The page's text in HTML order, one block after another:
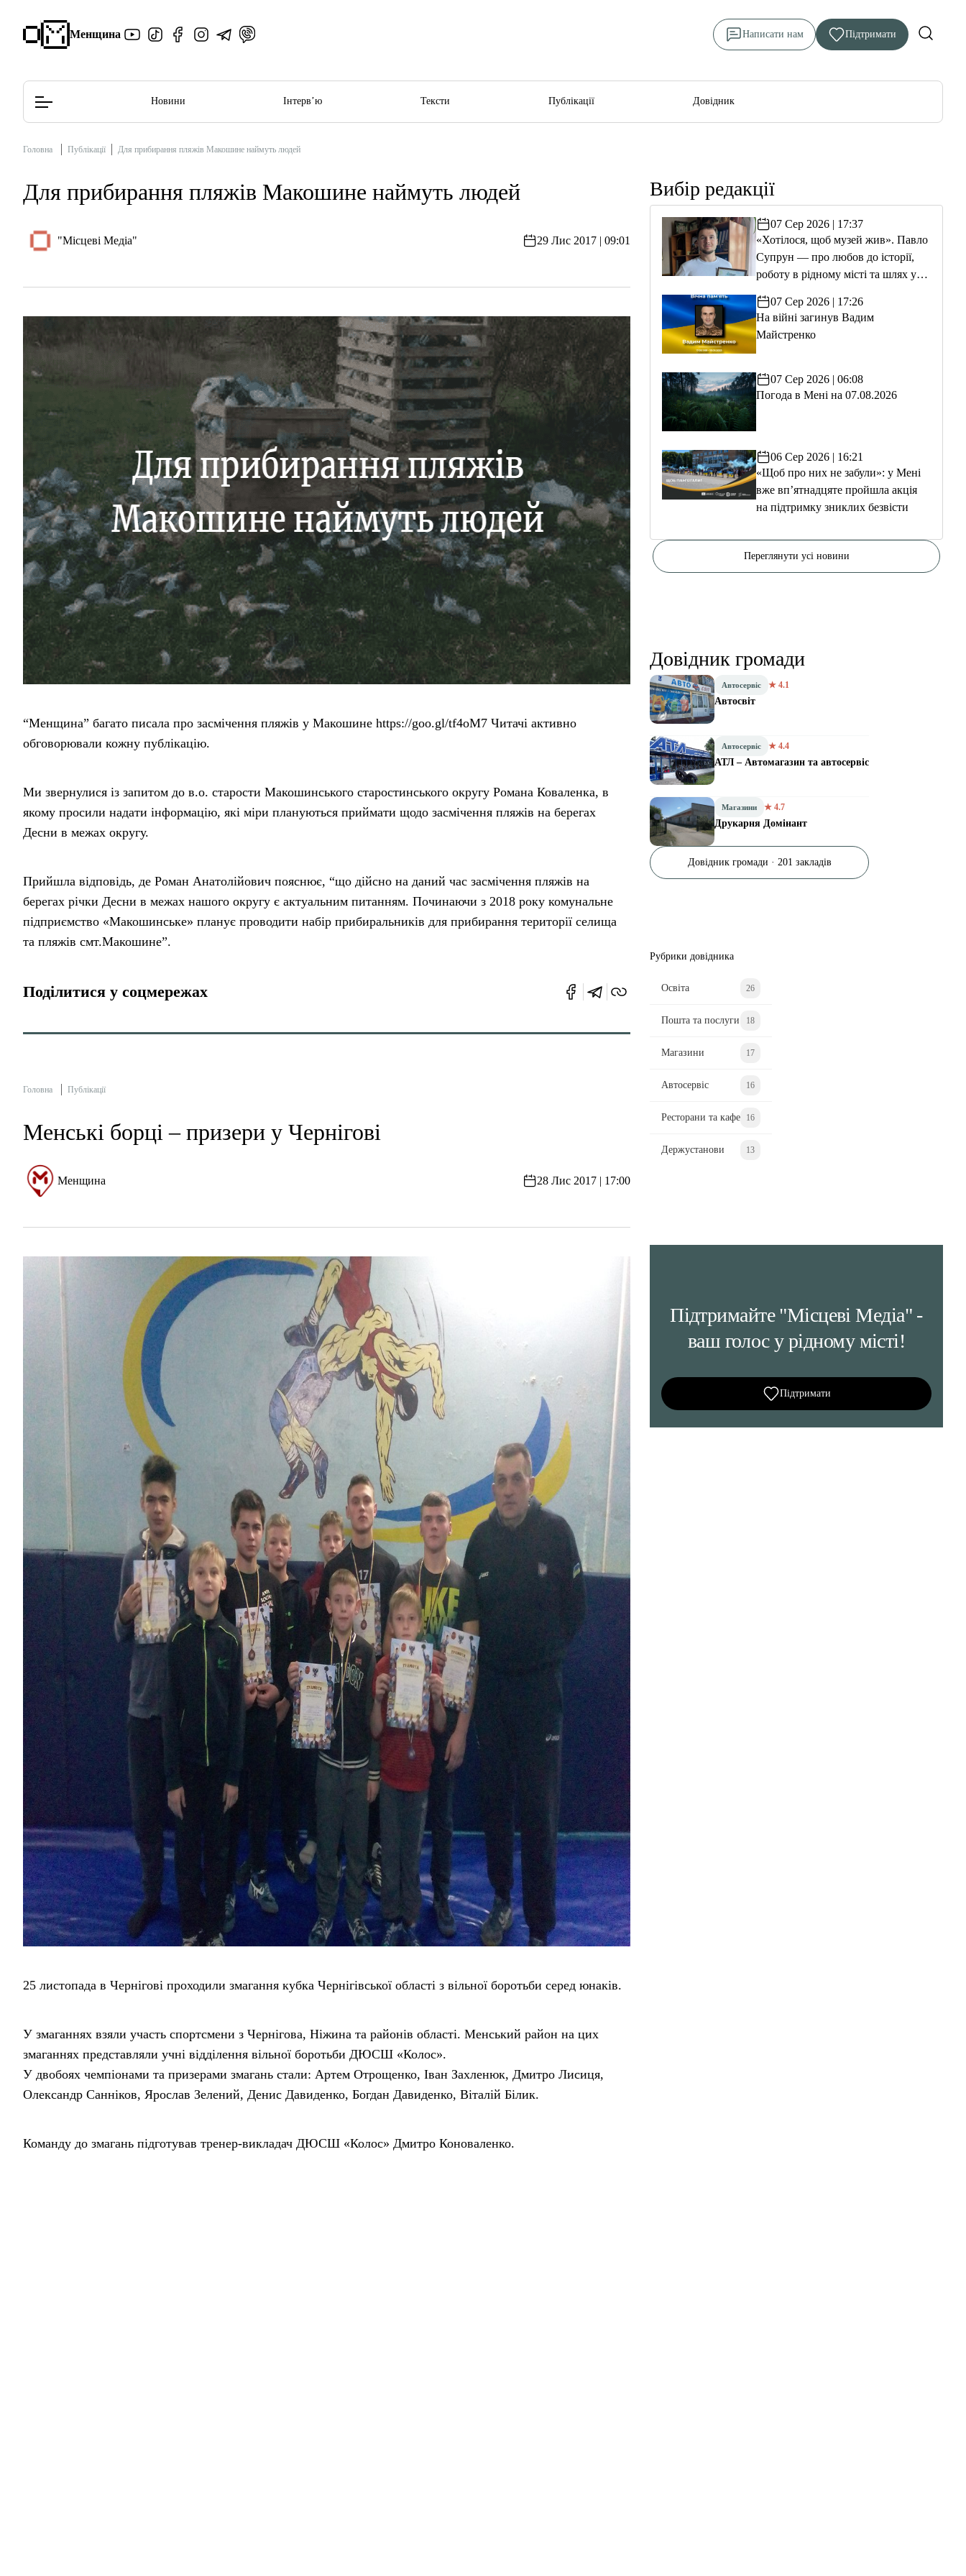
Менщина Написати нам Підтримати
Редакційна політика
Новини Інтерв’ю Тексти Публікації Довідник
Головна Публікації Для прибирання пляжів Макошине наймуть людей
Для прибирання пляжів Макошине наймуть людей
"Місцеві Медіа" 29 Лис 2017 | 09:01
“Менщина” багато писала про засмічення пляжів у Макошине https://goo.gl/tf4oM7 Читачі активно
обговорювали кожну публікацію.
Ми звернулися із запитом до в.о. старости Макошинського старостинського округу Романа Коваленка, в
якому просили надати інформацію, які міри плануються приймати щодо засмічення пляжів на берегах
Десни в межах округу.
Прийшла відповідь, де Роман Анатолійович пояснює, “що дійсно на даний час засмічення пляжів на
берегах річки Десни в межах нашого округу є актуальним питанням. Починаючи з 2018 року комунальне
підприємство «Макошинське» планує проводити набір прибиральників для прибирання території селища
та пляжів смт.Макошине”.
Поділитися у соцмережах
Головна Публікації
Менські борці – призери у Чернігові
Менщина 28 Лис 2017 | 17:00
25 листопада в Чернігові проходили змагання кубка Чернігівської області з вільної боротьби серед юнаків.
У змаганнях взяли участь спортсмени з Чернігова, Ніжина та районів області. Менський район на цих
змаганнях представляли учні відділення вільної боротьби ДЮСШ «Колос».
У двобоях чемпіонами та призерами змагань стали: Артем Отрощенко, Іван Захленюк, Дмитро Лисиця,
Олександр Санніков, Ярослав Зелений, Денис Давиденко, Богдан Давиденко, Віталій Білик.
Команду до змагань підготував тренер-викладач ДЮСШ «Колос» Дмитро Коноваленко.
Вибір редакції
07 Сер 2026 | 17:37
«Хотілося, щоб музей жив». Павло
Супрун — про любов до історії,
роботу в рідному місті та шлях у
07 Сер 2026 | 17:26
На війні загинув Вадим
Майстренко
07 Сер 2026 | 06:08
Погода в Мені на 07.08.2026
06 Сер 2026 | 16:21
«Щоб про них не забули»: у Мені
вже вп’ятнадцяте пройшла акція
на підтримку зниклих безвісти
Переглянути усі новини
Довідник громади
Автосервіс ★ 4.1
Автосвіт
Автосервіс ★ 4.4
АТЛ – Автомагазин та автосервіс
Магазини ★ 4.7
Друкарня Домінант
Довідник громади · 201 закладів
Рубрики довідника
Освіта 26
Пошта та послуги 18
Магазини 17
Автосервіс 16
Ресторани та кафе 16
Держустанови 13
Підтримайте "Місцеві Медіа" -
ваш голос у рідному місті!
Підтримати